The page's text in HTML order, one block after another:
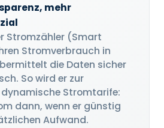
mehr
Stromzähler (Smart
Stromverbrauch in
die Daten sicher
So wird er zur
Stromtarife:
dann, wenn er günstig
Aufwand.